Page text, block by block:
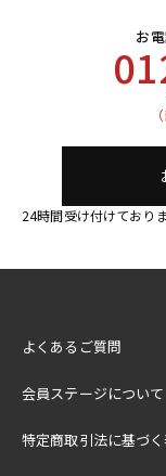
お
24時間受け付けており
よくあるご質問
会員ステージについて
特定商取引法に基づ